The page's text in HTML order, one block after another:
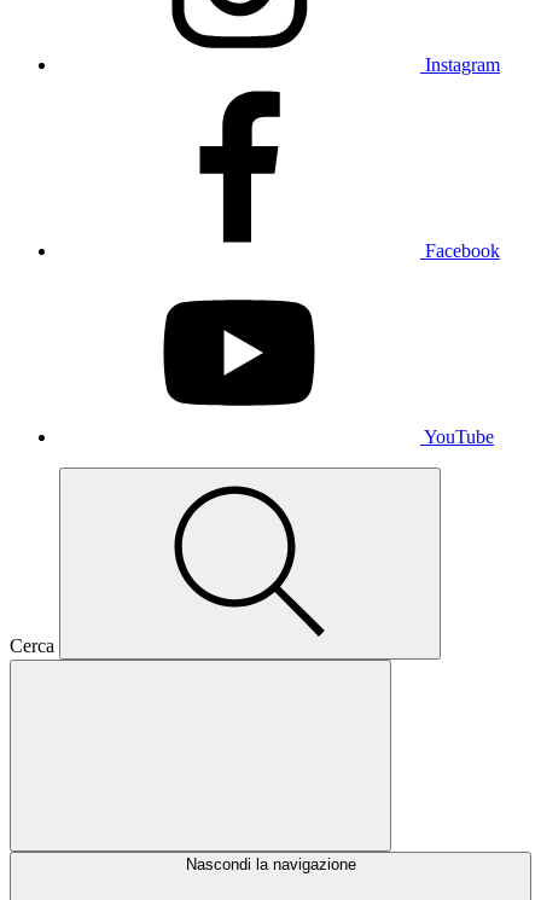
Instagram
Facebook
YouTube
Cerca
Nascondi la navigazione